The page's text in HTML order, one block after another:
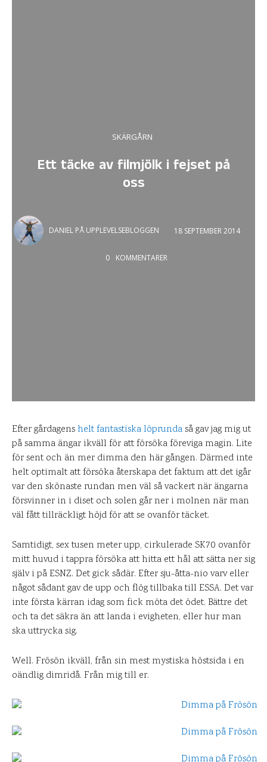
SKÄRGÅRN
Ett täcke av filmjölk i fejset på
oss
DANIEL PÅ UPPLEVELSEBLOGGEN 18 SEPTEMBER 2014
0 KOMMENTARER
Efter gårdagens helt fantastiska löprundaså gav jag mig ut
på samma ängar ikväll för att försöka föreviga magin. Lite
för sent och än mer dimma den här gången. Därmed inte
helt optimalt att försöka återskapa det faktum att det igår
var den skönaste rundan men väl så vackert när ängarna
försvinner in i diset och solen går ner i molnen när man
väl fått tillräckligt höjd för att se ovanför täcket.
Samtidigt, sex tusen meter upp, cirkulerade SK70 ovanför
mitt huvud i tappra försöka att hitta ett hål att sätta ner sig
själv i på ESNZ. Det gick sådär. Efter sju-åtta-nio varv eller
något sådant gav de upp och flög tillbaka till ESSA. Det var
inte första kärran idag som fick möta det ödet. Bättre det
och ta det säkra än att landa i evigheten, eller hur man
ska uttrycka sig.
Well. Frösön ikväll, från sin mest mystiska höstsida i en
oändlig dimridå. Från mig till er.